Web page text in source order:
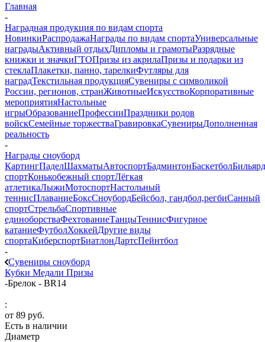
Главная
-
Наградная продукция по видам спорта
НовинкиРаспродажаНаграды по видам спортаУниверсальные
наградыАктивный отдыхДипломы и грамотыРазрядные
книжки и значкиГТОПризы из акрилаПризы и подарки из
стеклаПлакетки, панно, тарелкиФутляры для
наградТекстильная продукцияСувениры с символикой
России, регионов, странЖивотныеИскусствоКорпоративные
мероприятияНастольные
игрыОбразованиеПрофессииПраздники родов
войскСемейные торжестваГравировкаСувенирыДополненная
реальность
-
Награды сноуборд
КартингПаделШахматыАвтоспортБадминтонБаскетболБильярд
спортКонькобежный спортЛёгкая
атлетикаЛыжиМотоспортНастольный
теннисПлаваниеБоксСноубордБейсбол, гандбол,регбиСанный
спортСтрельбаСпортивные
единоборстваФехтованиеТанцыТеннисФигурное
катаниеФутболХоккейДругие виды
спортаКиберспортБиатлонДартсПейнтбол
-
Сувениры сноуборд
Кубки Медали Призы
-Брелок - BR14
:
от 89 руб.
Есть в наличии
Диаметр